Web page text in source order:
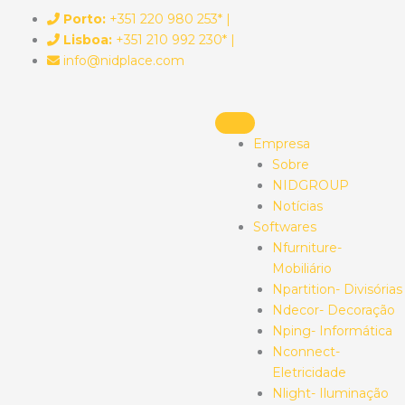
content
Porto: +351 220 980 253* |
Lisboa: +351 210 992 230* |
info@nidplace.com
Empresa
Sobre
NIDGROUP
Notícias
Softwares
Nfurniture-
Mobiliário
Npartition- Divisórias
Ndecor- Decoração
Nping- Informática
Nconnect-
Eletricidade
Nlight- Iluminação